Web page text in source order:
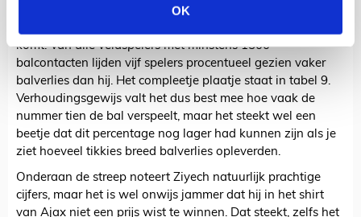
OK
Procentueel gezien gaat het balbezit van Ajax in 32,0
komt. Van alle veldspelers met minstens 1500
balcontacten lijden vijf spelers procentueel gezien vaker
balverlies dan hij. Het compleetje plaatje staat in tabel 9.
Verhoudingsgewijs valt het dus best mee hoe vaak de
nummer tien de bal verspeelt, maar het steekt wel een
beetje dat dit percentage nog lager had kunnen zijn als je
ziet hoeveel tikkies breed balverlies opleverden.
Onderaan de streep noteert Ziyech natuurlijk prachtige
cijfers, maar het is wel onwijs jammer dat hij in het shirt
van Ajax niet een prijs wist te winnen. Dat steekt, zelfs het